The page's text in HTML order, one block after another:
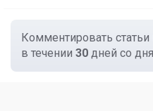
Комментировать
в течении 30 дней со